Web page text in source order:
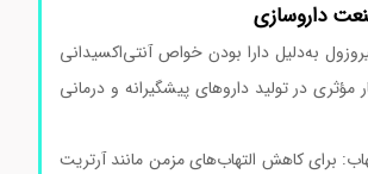
به‌دلیل دارا بودن خواص آنتی‌اکسیدانی
در تولید داروهای پیشگیرانه و درمانی
برای کاهش التهاب‌های مزمن مانند آرتریت